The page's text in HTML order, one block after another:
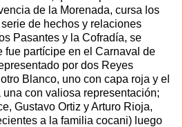
de la Morenada, cursa los
de hechos y relaciones
Pasantes y la Cofradía, se
fue partícipe en el Carnaval de
por dos Reyes
Blanco, uno con capa roja y el
con valiosa representación;
Gustavo Ortiz y Arturo Rioja,
a la familia cocani) luego